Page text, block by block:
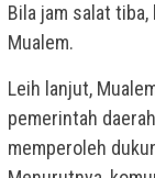
Bila jam salat
Mualem.
Leih lanjut,
pemerintah
memperoleh